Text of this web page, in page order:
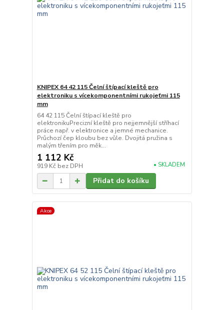
KNIPEX 64 42 115 Čelní štípací kleště pro
elektroniku s vícekomponentními rukojeťmi 115
mm
64 42 115 Čelní štípací kleště pro
elektronikuPrecizní kleště pro nejjemnější stříhací
práce např. v elektronice a jemné mechanice.
Průchozí čep kloubu bez vůle. Dvojitá pružina s
malým třením pro měk...
1 112 Kč
919 Kč bez DPH • SKLADEM
Přidat do košíku
Akce